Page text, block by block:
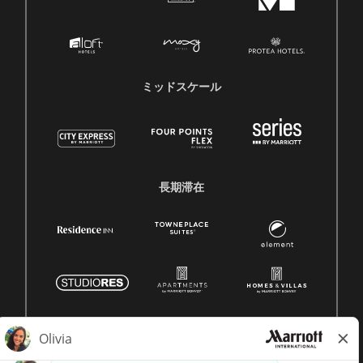
ミッドスケール
長期滞在